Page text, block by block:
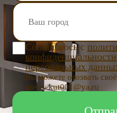
Соглашаюсь с
конфиденциальности
персональных
Вы можете отозвать
почту kut001@ya.ru